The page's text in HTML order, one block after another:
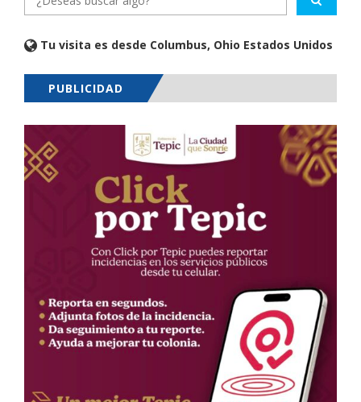
Tu visita es desde Columbus, Ohio Estados Unidos
PUBLICIDAD